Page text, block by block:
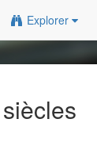
Explorer
siècles